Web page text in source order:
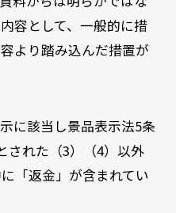
容として、一般的に措
より踏み込んだ措置が
に該当し景品表示法5条
された（3）（4）以外
「返金」が含まれてい